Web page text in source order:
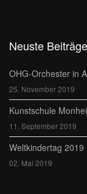
Neuste Beiträge
OHG-Orchester in
25. November 2019
Kunstschule
11. September 2019
Weltkindertag 2019
02. Mai 2019